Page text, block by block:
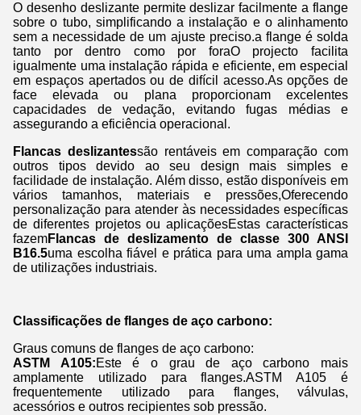
O desenho deslizante permite deslizar facilmente a flange
sobre o tubo, simplificando a instalação e o alinhamento
sem a necessidade de um ajuste preciso.a flange é solda
tanto por dentro como por foraO projecto facilita
igualmente uma instalação rápida e eficiente, em especial
em espaços apertados ou de difícil acesso.As opções de
face elevada ou plana proporcionam excelentes
capacidades de vedação, evitando fugas médias e
assegurando a eficiência operacional.
Flancas deslizantessão rentáveis em comparação com
outros tipos devido ao seu design mais simples e
facilidade de instalação. Além disso, estão disponíveis em
vários tamanhos, materiais e pressões,Oferecendo
personalização para atender às necessidades específicas
de diferentes projetos ou aplicaçõesEstas características
fazemFlancas de deslizamento de classe 300 ANSI
B16.5uma escolha fiável e prática para uma ampla gama
de utilizações industriais.
Classificações de flanges de aço carbono:
Graus comuns de flanges de aço carbono:
ASTM A105:Este é o grau de aço carbono mais
amplamente utilizado para flanges.ASTM A105 é
frequentemente utilizado para flanges, válvulas,
acessórios e outros recipientes sob pressão.